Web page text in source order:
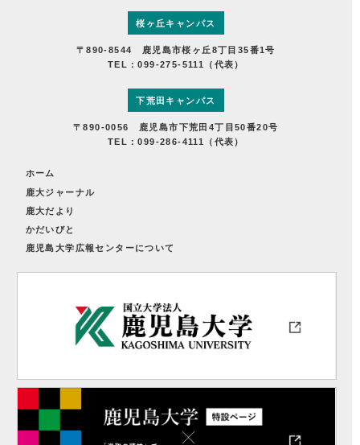
桜ヶ丘キャンパス
〒890-8544 鹿児島市桜ヶ丘8丁目35番1号
TEL：099-275-5111（代表）
下荒田キャンパス
〒890-0056 鹿児島市下荒田4丁目50番20号
TEL：099-286-4111（代表）
ホーム
鹿大ジャーナル
鹿大だより
かだいびと
鹿児島大学広報センターについて